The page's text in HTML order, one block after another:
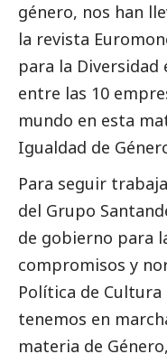
género, nos han
la revista
para la Diversidad
entre las 10
mundo en esta
Igualdad de
Para seguir
del Grupo
de gobierno para
compromisos y
Política de
tenemos en
materia de